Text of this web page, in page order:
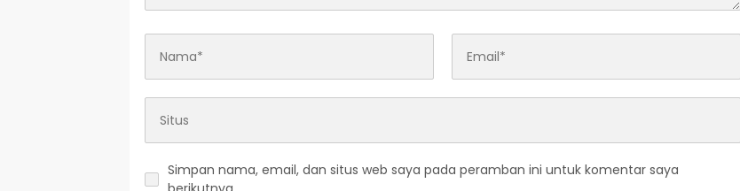
Simpan nama, email, dan situs web saya pada peramban ini untuk komentar saya